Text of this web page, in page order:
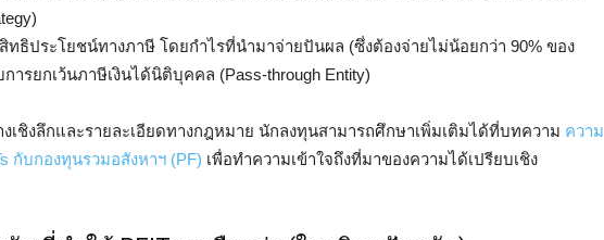
ทธิประโยชน์ทางภาษี โดยกำไรที่นำมาจ่ายปันผล (ซึ่งต้องจ่ายไม่น้อยกว่า 90% ของ
ารยกเว้นภาษีเงินได้นิติบุคคล (Pass-through Entity)
เชิงลึกและรายละเอียดทางกฎหมาย นักลงทุนสามารถศึกษาเพิ่มเติมได้ที่บทความ ความ
กับกองทุนรวมอสังหาฯ (PF) เพื่อทำความเข้าใจถึงที่มาของความได้เปรียบเชิง